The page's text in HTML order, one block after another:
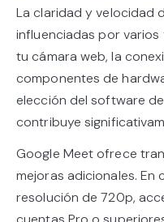
La claridad y velocidad
influenciadas por
tu cámara web, la
componentes de
elección del software
contribuye
Google Meet ofrece
mejoras adicionales.
resolución de 720p,